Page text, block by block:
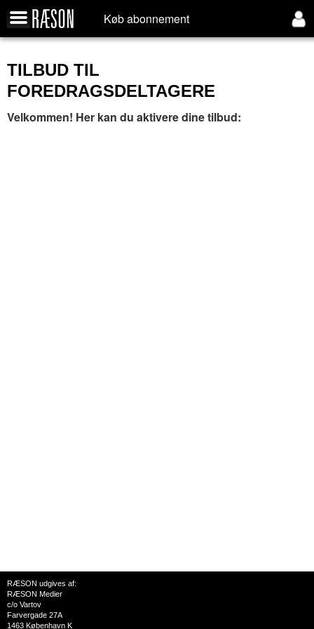
Køb abonnement
TILBUD TIL
FOREDRAGSDELTAGERE
Velkommen! Her kan du aktivere dine tilbud:
RÆSON udgives af:
RÆSON Medier
c/o Vartov
Farvergade 27A
1463 København K